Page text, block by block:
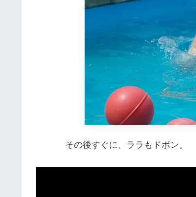
その後すぐに、ララもドボン。